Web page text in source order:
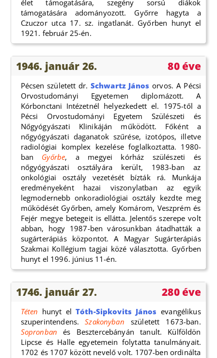
élet támogatására, szegény sorsú diákok
támogatására adományozott. Győrre hagyta a
Czuczor utca 17. sz. ingatlanát. Győrben hunyt el
1921. február 25-én.
1946. január 26. 80 éve
Pécsen született dr. Schwartz János orvos. A Pécsi
Orvostudományi Egyetemen diplomázott. A
Kórbonctani Intézetnél helyezkedett el. 1975-től a
Pécsi Orvostudományi Egyetem Szülészeti és
Nőgyógyászati Klinikáján működött. Főként a
nőgyógyászati daganatok szűrése, izotópos, illetve
radiológiai komplex kezelése foglalkoztatta. 1980-
ban Győrbe, a megyei kórház szülészeti és
nőgyógyászati osztályára került, 1983-ban az
onkológiai osztály vezetését bízták rá. Munkája
eredményeként hazai viszonylatban az egyik
legmodernebb onkoradiológiai osztály kezdte meg
működését Győrben, amely Komárom, Veszprém és
Fejér megye betegeit is ellátta. Jelentős szerepe volt
abban, hogy 1987-ben városunkban átadhatták a
sugárterápiás központot. A Magyar Sugárterápiás
Szakmai Kollégium tagjai közé választotta. Győrben
hunyt el 1996. június 11-én.
1746. január 27. 280 éve
Téten hunyt el Tóth-Sipkovits János evangélikus
szuperintendens.Szakonyban született 1673-ban.
Sopronban és Besztercebányán tanult. Külföldön
Lipcse és Halle egyetemein folytatta tanulmányait.
1702 és 1707 között nevelő volt. 1707-ben ordinálta